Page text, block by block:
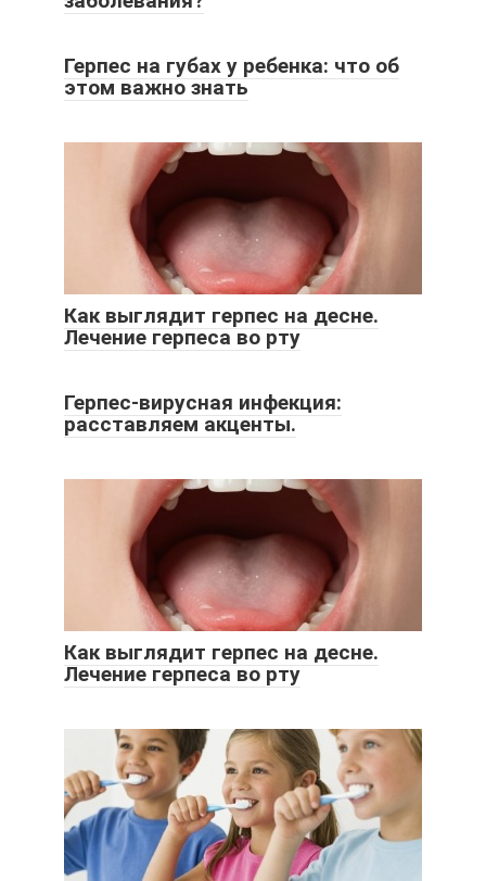
Герпес на губах у ребенка: что об
этом важно знать
Как выглядит герпес на десне.
Лечение герпеса во рту
Герпес-вирусная инфекция:
расставляем акценты.
Как выглядит герпес на десне.
Лечение герпеса во рту